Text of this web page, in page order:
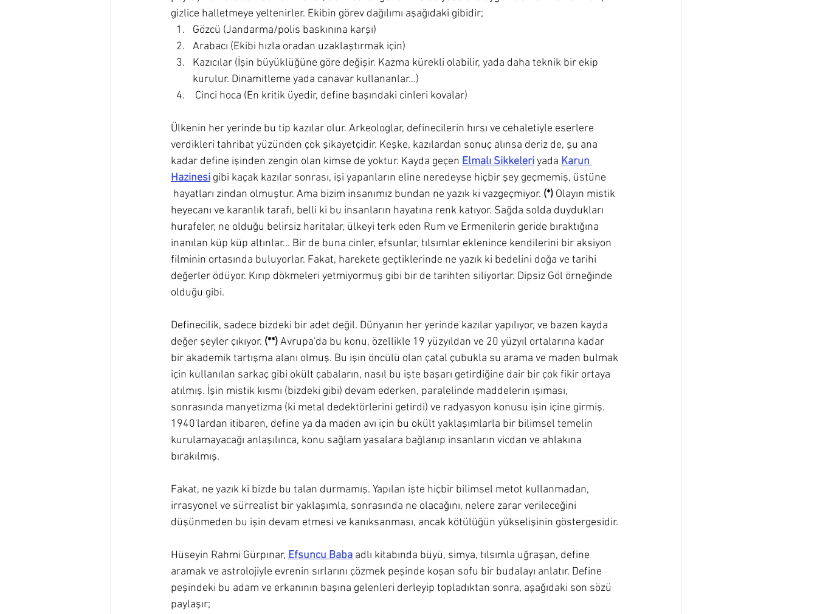
gizlice halletmeye yeltenirler. Ekibin görev dağılımı aşağıdaki gibidir;
Gözcü (Jandarma/polis baskınına karşı)
Arabacı (Ekibi hızla oradan uzaklaştırmak için)
Kazıcılar (İşin büyüklüğüne göre değişir. Kazma kürekli olabilir, yada daha teknik bir ekip
kurulur. Dinamitleme yada canavar kullananlar...)
Cinci hoca (En kritik üyedir, define başındaki cinleri kovalar)
Ülkenin her yerinde bu tip kazılar olur. Arkeologlar, definecilerin hırsı ve cehaletiyle eserlere
verdikleri tahribat yüzünden çok şikayetçidir. Keşke, kazılardan sonuç alınsa deriz de, şu ana
kadar define işinden zengin olan kimse de yoktur. Kayda geçen Elmalı Sikkeleri yada Karun
Hazinesi gibi kaçak kazılar sonrası, işi yapanların eline neredeyse hiçbir şey geçmemiş, üstüne
hayatları zindan olmuştur. Ama bizim insanımız bundan ne yazık ki vazgeçmiyor. (*) Olayın mistik
heyecanı ve karanlık tarafı, belli ki bu insanların hayatına renk katıyor. Sağda solda duydukları
hurafeler, ne olduğu belirsiz haritalar, ülkeyi terk eden Rum ve Ermenilerin geride bıraktığına
inanılan küp küp altınlar... Bir de buna cinler, efsunlar, tılsımlar eklenince kendilerini bir aksiyon
filminin ortasında buluyorlar. Fakat, harekete geçtiklerinde ne yazık ki bedelini doğa ve tarihi
değerler ödüyor. Kırıp dökmeleri yetmiyormuş gibi bir de tarihten siliyorlar. Dipsiz Göl örneğinde
olduğu gibi.
Definecilik, sadece bizdeki bir adet değil. Dünyanın her yerinde kazılar yapılıyor, ve bazen kayda
değer şeyler çıkıyor. (**) Avrupa'da bu konu, özellikle 19 yüzyıldan ve 20 yüzyıl ortalarına kadar
bir akademik tartışma alanı olmuş. Bu işin öncülü olan çatal çubukla su arama ve maden bulmak
için kullanılan sarkaç gibi okült çabaların, nasıl bu işte başarı getirdiğine dair bir çok fikir ortaya
atılmış. İşin mistik kısmı (bizdeki gibi) devam ederken, paralelinde maddelerin ışıması,
sonrasında manyetizma (ki metal dedektörlerini getirdi) ve radyasyon konusu işin içine girmiş.
1940'lardan itibaren, define ya da maden avı için bu okült yaklaşımlarla bir bilimsel temelin
kurulamayacağı anlaşılınca, konu sağlam yasalara bağlanıp insanların vicdan ve ahlakına
bırakılmış.
Fakat, ne yazık ki bizde bu talan durmamış. Yapılan işte hiçbir bilimsel metot kullanmadan,
irrasyonel ve sürrealist bir yaklaşımla, sonrasında ne olacağını, nelere zarar verileceğini
düşünmeden bu işin devam etmesi ve kanıksanması, ancak kötülüğün yükselişinin göstergesidir.
Hüseyin Rahmi Gürpınar, Efsuncu Baba adlı kitabında büyü, simya, tılsımla uğraşan, define
aramak ve astrolojiyle evrenin sırlarını çözmek peşinde koşan sofu bir budalayı anlatır. Define
peşindeki bu adam ve erkanının başına gelenleri derleyip topladıktan sonra, aşağıdaki son sözü
paylaşır;